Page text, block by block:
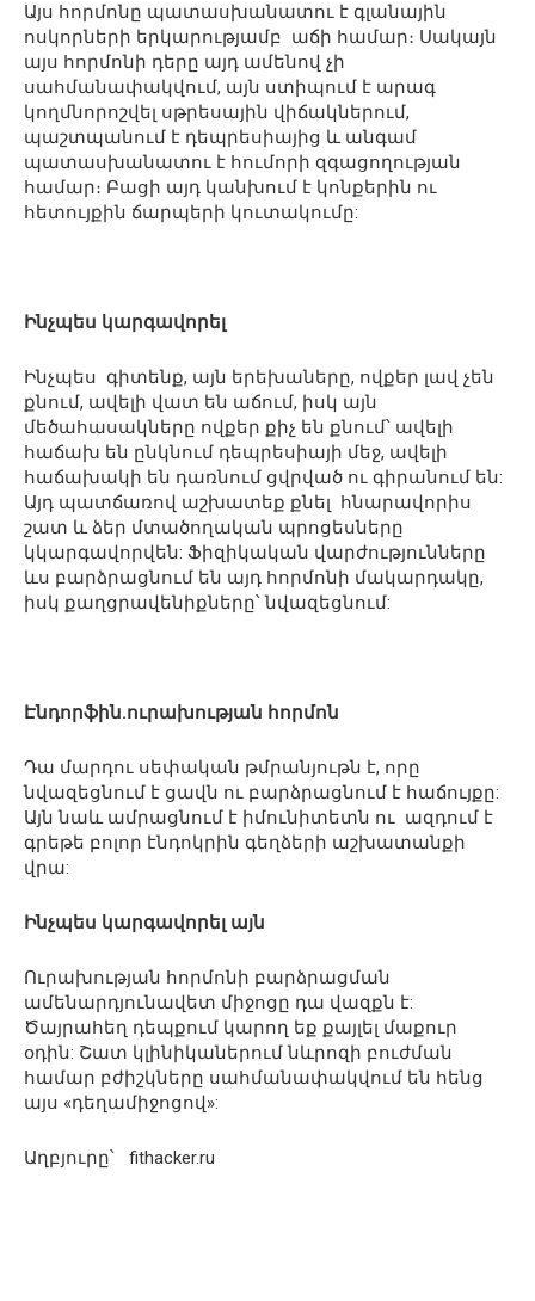
Այս հորմոնը պատասխանատու է գլանային
ոսկորների երկարությամբ աճի համար։ Սակայն
այս հորմոնի դերը այդ ամենով չի
սահմանափակվում, այն ստիպում է արագ
կողմնորոշվել սթրեսային վիճակներում,
պաշտպանում է դեպրեսիայից և անգամ
պատասխանատու է հումորի զգացողության
համար։ Բացի այդ կանխում է կոնքերին ու
հետույքին ճարպերի կուտակումը:
Ինչպես կարգավորել
Ինչպես գիտենք, այն երեխաները, ովքեր լավ չեն
քնում, ավելի վատ են աճում, իսկ այն
մեծահասակները ովքեր քիչ են քնում՝ ավելի
հաճախ են ընկնում դեպրեսիայի մեջ, ավելի
հաճախակի են դառնում ցվրված ու գիրանում են:
Այդ պատճառով աշխատեք քնել հնարավորիս
շատ և ձեր մտածողական պրոցեսները
կկարգավորվեն: Ֆիզիկական վարժությունները
ևս բարձրացնում են այդ հորմոնի մակարդակը,
իսկ քաղցրավենիքները՝ նվազեցնում:
Էնդորֆին.ուրախության հորմոն
Դա մարդու սեփական թմրանյութն է, որը
նվազեցնում է ցավն ու բարձրացնում է հաճույքը:
Այն նաև ամրացնում է իմունիտետն ու ազդում է
գրեթե բոլոր էնդոկրին գեղձերի աշխատանքի
վրա:
Ինչպես կարգավորել այն
Ուրախության հորմոնի բարձրացման
ամենարդյունավետ միջոցը դա վազքն է:
Ծայրահեղ դեպքում կարող եք քայլել մաքուր
օդին: Շատ կլինիկաներում նևրոզի բուժման
համար բժիշկները սահմանափակվում են հենց
այս «դեղամիջոցով»:
Աղբյուրը՝ fithacker.ru